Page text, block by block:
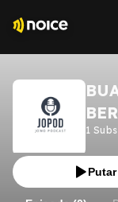
1
Putar